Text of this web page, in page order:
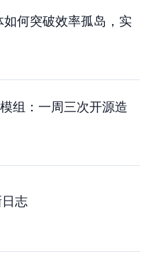
何突破效率孤岛，实
组：一周三次开源造
志